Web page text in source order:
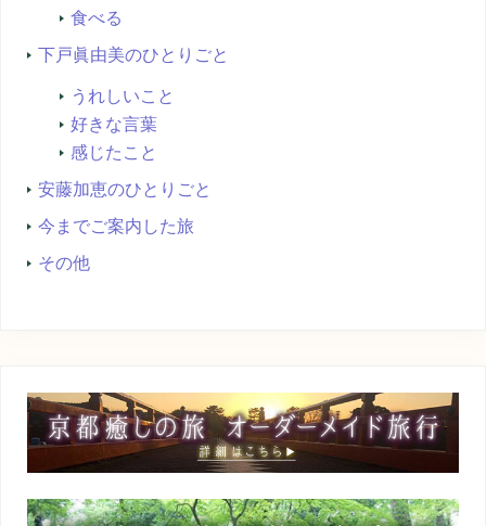
食べる
下戸眞由美のひとりごと
うれしいこと
好きな言葉
感じたこと
安藤加恵のひとりごと
今までご案内した旅
その他